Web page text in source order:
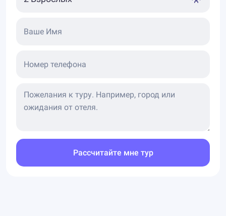
Ваше Имя
Номер телефона
Рассчитайте мне тур